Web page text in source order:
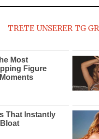
TRETE UNSERER TG